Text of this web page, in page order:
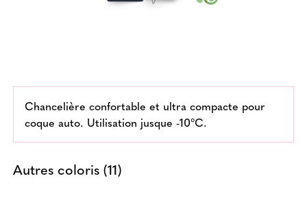
Chancelière confortable et ultra compacte pour
coque auto. Utilisation jusque -10°C.
Autres coloris (11)